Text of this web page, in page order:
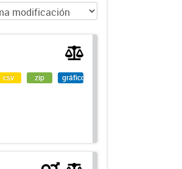
csv zip gráfico